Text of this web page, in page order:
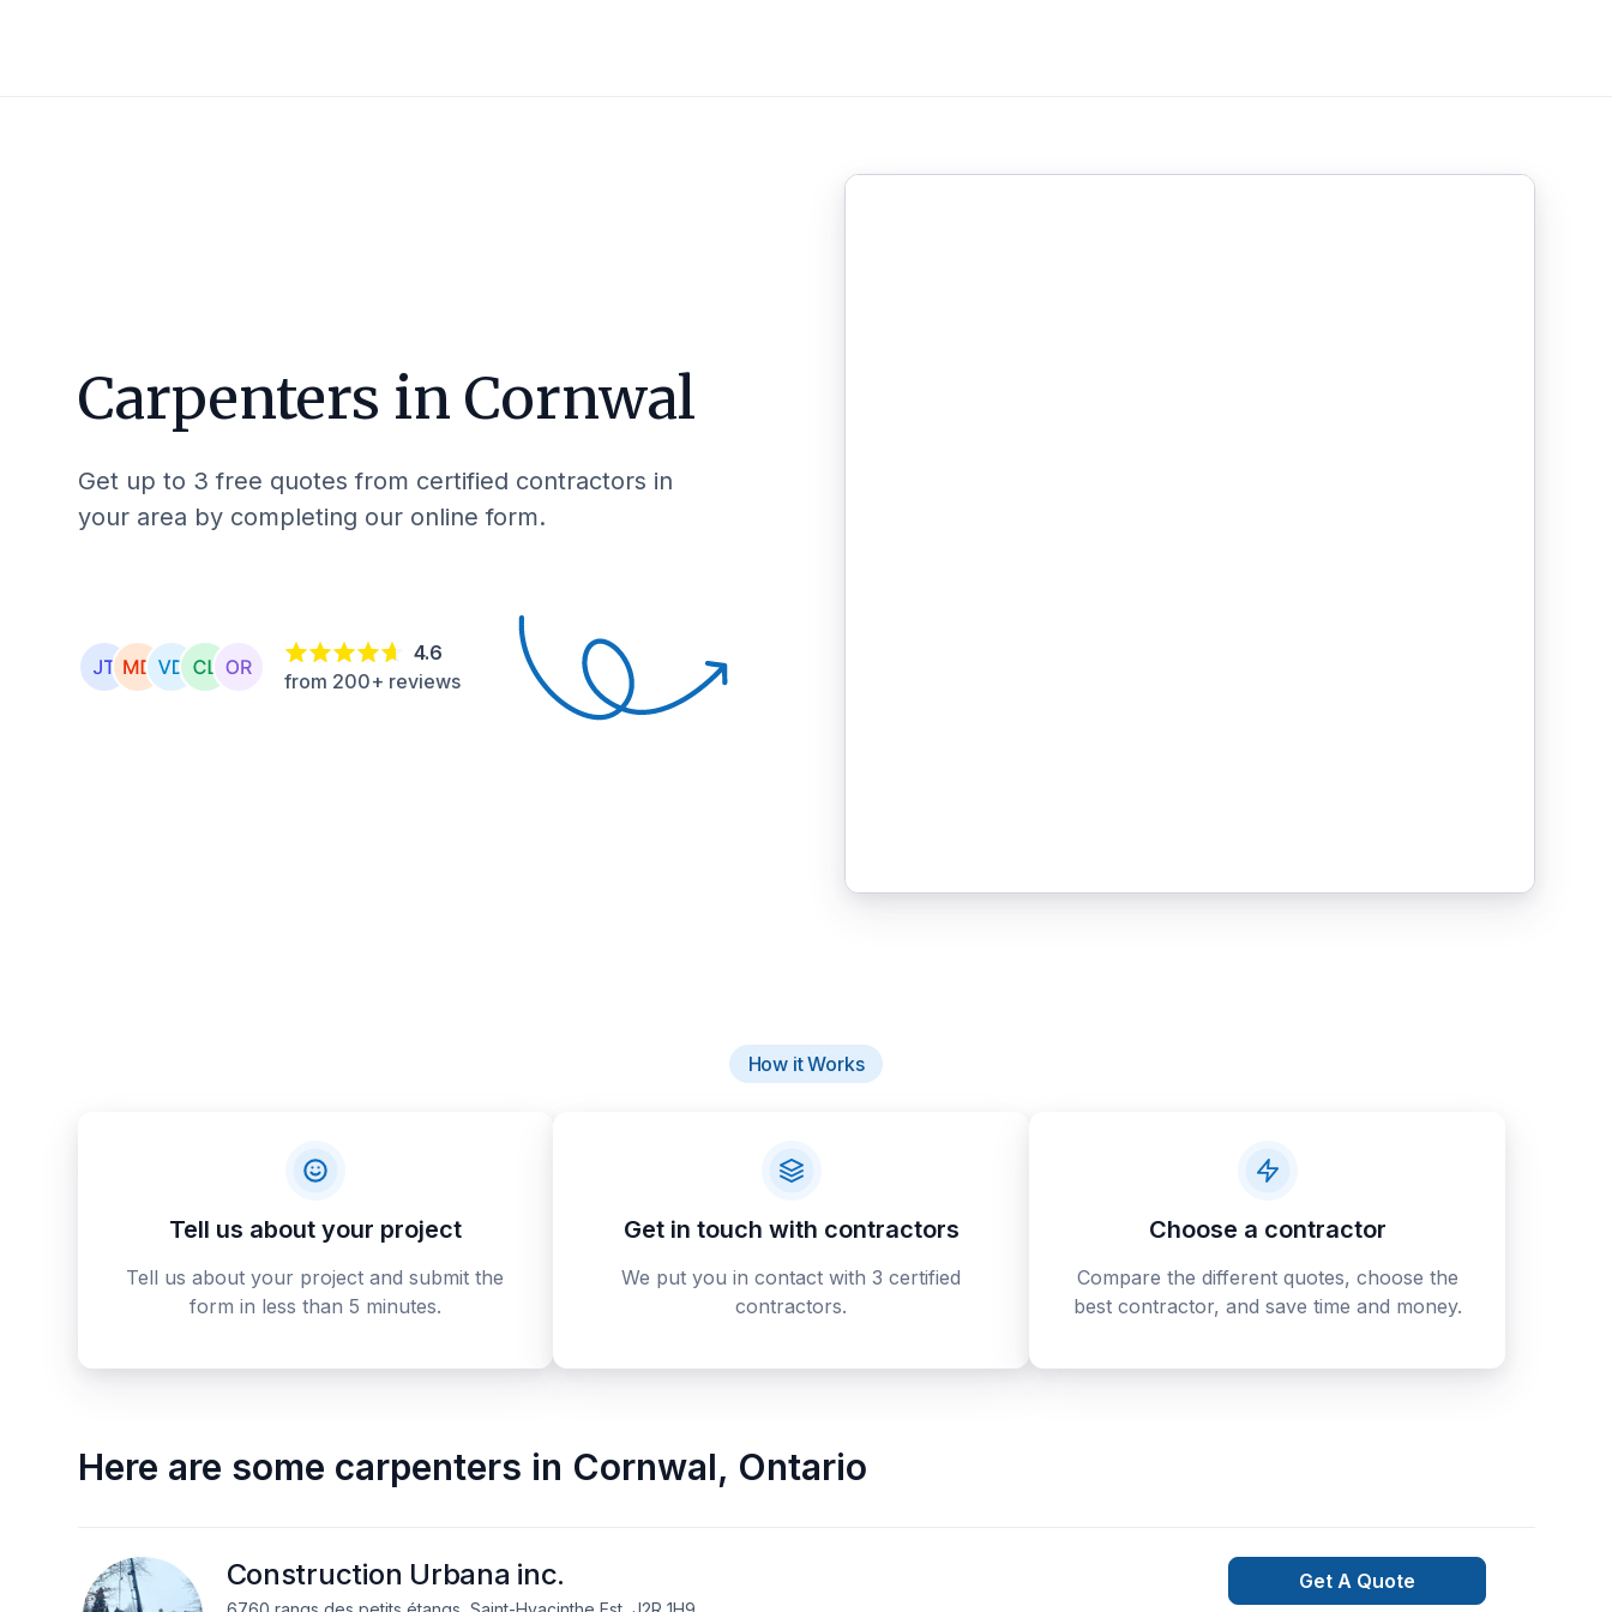
Carpenters in Cornwal
Get up to 3 free quotes from certified contractors in
your area by completing our online form.
4.6
from 200+ reviews
How it Works
Tell us about your project
Tell us about your project and submit the
form in less than 5 minutes.
Get in touch with contractors
We put you in contact with 3 certified
contractors.
Choose a contractor
Compare the different quotes, choose the
best contractor, and save time and money.
Here are some carpenters in Cornwal, Ontario
Construction Urbana inc. Get A Quote